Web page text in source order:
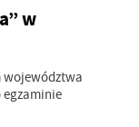
w
województwa
egzaminie